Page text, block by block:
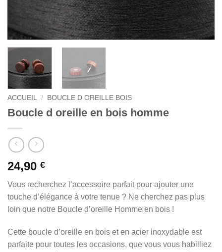
ACCUEIL / BOUCLE D OREILLE BOIS
Boucle d oreille en bois homme
24,90 €
Vous recherchez l’accessoire parfait pour ajouter une
touche d’élégance à votre tenue ? Ne cherchez pas plus
loin que notre Boucle d’oreille Homme en bois !
Cette boucle d’oreille en bois et en acier inoxydable est
parfaite pour toutes les occasions, que vous vous habilliez